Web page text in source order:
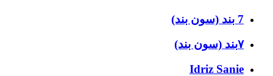
7 بند (سون بند)
۷بند (سون بند)
Idriz Sanie